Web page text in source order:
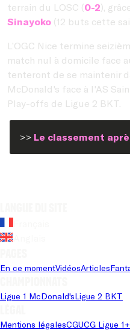
terrain du LOSC (0-2),
Sinayoko (12 buts cette
L’OGC Nice termine
match nul à domicile face
tenteront de se maintenir
McDonald's face à l'AS
Play-offs de Ligue 2 BKT.
>> Le classement
En ce momentVidéosArticles
Ligue 1 McDonald'sLigue 2 BKT
Mentions légalesCGUCG Ligue 1+